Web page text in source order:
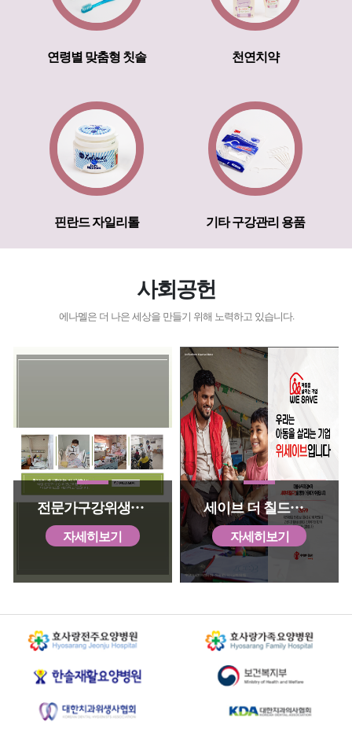
연령별 맞춤형 칫솔 천연치약
핀란드 자일리톨 기타 구강관리 용품
사회공헌
에나멜은 더 나은 세상을 만들기 위해 노력하고 있습니다.
전문가구강위생관리
자세히보기
세이브 더 칠드런 후원
자세히보기